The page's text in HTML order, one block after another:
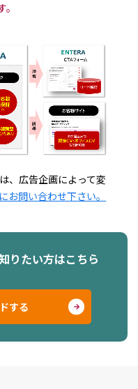
、広告企画によって変
お問い合わせ下さい。
りたい方はこちら
する